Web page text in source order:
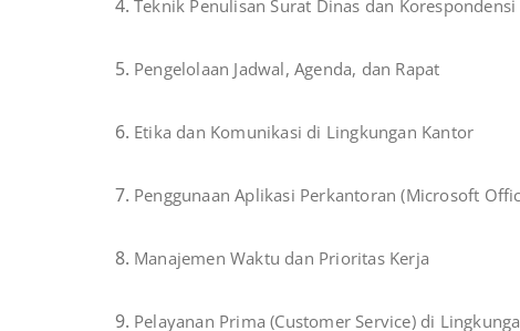
Teknik Penulisan Surat Dinas dan Korespondensi
Pengelolaan Jadwal, Agenda, dan Rapat
Etika dan Komunikasi di Lingkungan Kantor
Penggunaan Aplikasi Perkantoran (Microsoft
Manajemen Waktu dan Prioritas Kerja
Pelayanan Prima (Customer Service) di